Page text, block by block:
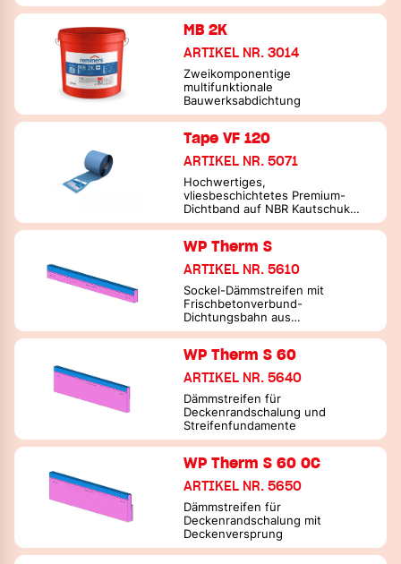
MB 2K
ARTIKEL NR. 3014
Zweikomponentige
multifunktionale
Bauwerksabdichtung
Tape VF 120
ARTIKEL NR. 5071
Hochwertiges,
vliesbeschichtetes Premium-
Dichtband auf NBR Kautschuk
Basis
WP Therm S
ARTIKEL NR. 5610
Sockel-Dämmstreifen mit
Frischbetonverbund-
Dichtungsbahn aus
Elastomerbitumen
WP Therm S 60
ARTIKEL NR. 5640
Dämmstreifen für
Deckenrandschalung und
Streifenfundamente
WP Therm S 60 OC
ARTIKEL NR. 5650
Dämmstreifen für
Deckenrandschalung mit
Deckenversprung